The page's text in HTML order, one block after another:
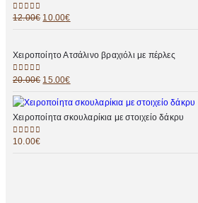
0out of 5
12.00€ 10.00€
Χειροποίητο Ατσάλινο βραχιόλι με πέρλες
0out of 5
20.00€ 15.00€
Χειροποίητα σκουλαρίκια με στοιχείο δάκρυ
0out of 5
10.00€